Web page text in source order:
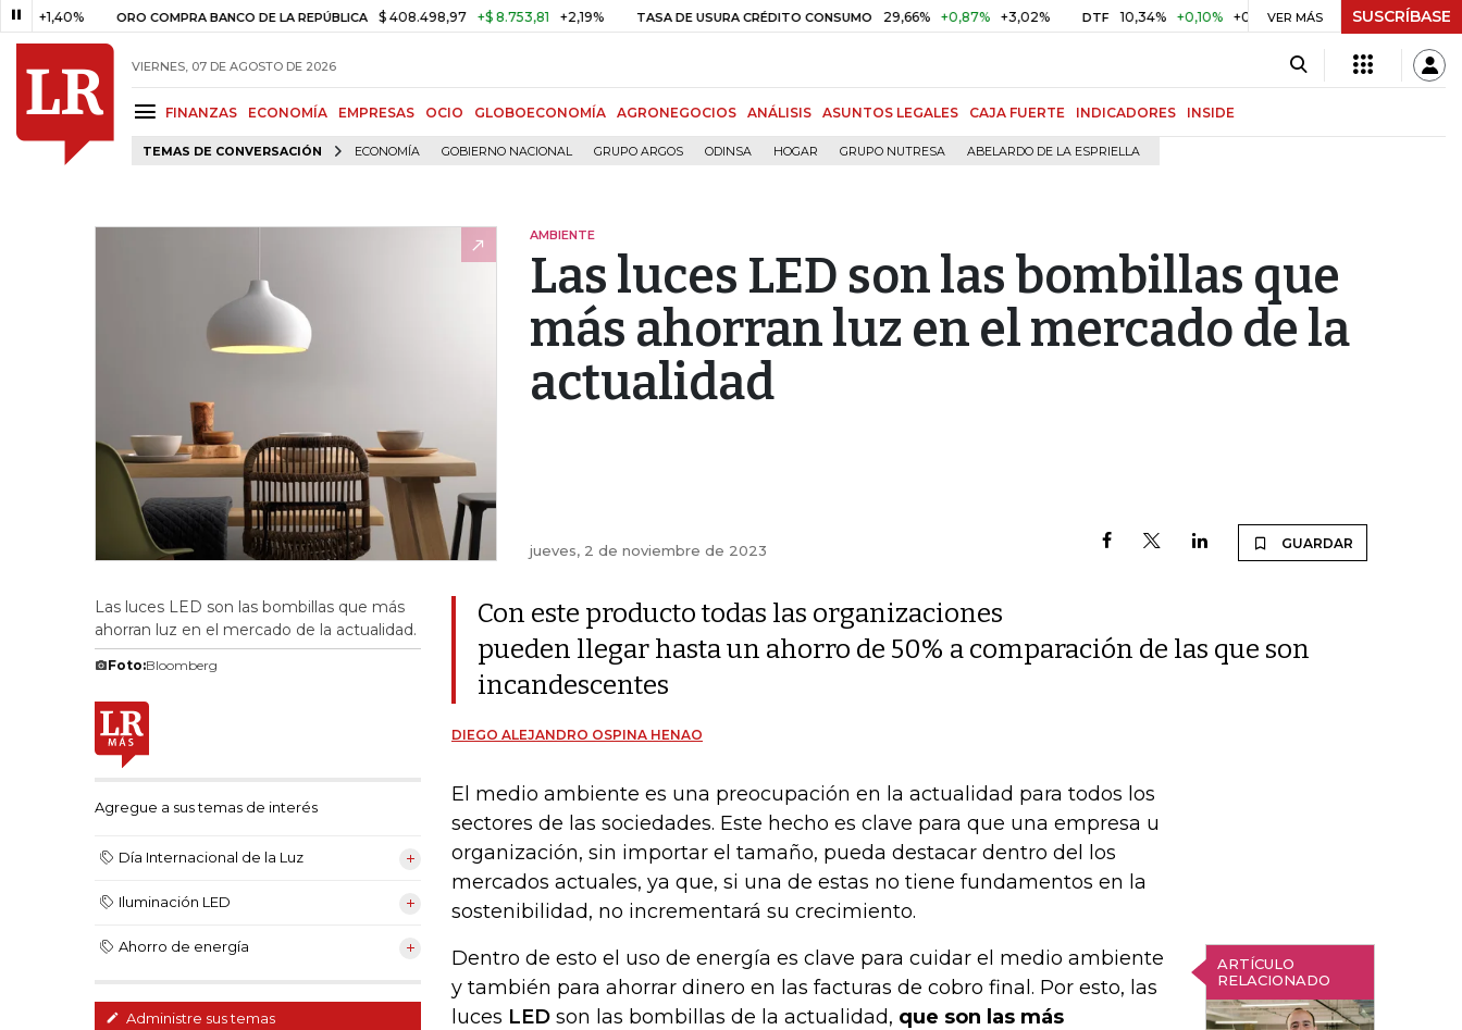
ORO COMPRA BANCO DE LA REPÚBLICA $ 408.498,97 +$ 8.753,81 +2,19% TASA DE USURA CRÉDITO CONSUMO 29,66% +0,87% +3,02% DTF 10,34% +0,10% +0,98% UVR $ 416,91 +$ 0,05 +0,01%
VER MÁS SUSCRÍBASE
VIERNES, 07 DE AGOSTO DE 2026
FINANZAS ECONOMÍA EMPRESAS OCIO GLOBOECONOMÍA AGRONEGOCIOS ANÁLISIS ASUNTOS LEGALES CAJA FUERTE INDICADORES INSIDE
TEMAS DE CONVERSACIÓN ECONOMÍA GOBIERNO NACIONAL GRUPO ARGOS ODINSA HOGAR GRUPO NUTRESA ABELARDO DE LA ESPRIELLA
AMBIENTE
Las luces LED son las bombillas que
más ahorran luz en el mercado de la
actualidad
jueves, 2 de noviembre de 2023 GUARDAR
Las luces LED son las bombillas que más
ahorran luz en el mercado de la actualidad.
Foto:Bloomberg
Agregue a sus temas de interés
Día Internacional de la Luz
Iluminación LED
Ahorro de energía
Administre sus temas
Con este producto todas las organizaciones
pueden llegar hasta un ahorro de 50% a comparación de las que son
incandescentes
DIEGO ALEJANDRO OSPINA HENAO
El medio ambiente es una preocupación en la actualidad para todos los
sectores de las sociedades. Este hecho es clave para que una empresa u
organización, sin importar el tamaño, pueda destacar dentro del los
mercados actuales, ya que, si una de estas no tiene fundamentos en la
sostenibilidad, no incrementará su crecimiento.
ARTÍCULO
RELACIONADO
Dentro de esto el uso de energía es clave para cuidar el medio ambiente
y también para ahorrar dinero en las facturas de cobro final. Por esto, las
luces LED son las bombillas de la actualidad, que son las más